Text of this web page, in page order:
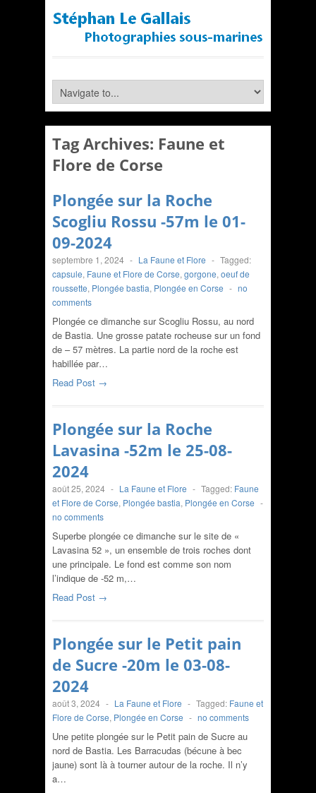
Tag Archives: Faune et
Flore de Corse
Plongée sur la Roche
Scogliu Rossu -57m le 01-
09-2024
septembre 1, 2024 - La Faune et Flore - Tagged:
capsule, Faune et Flore de Corse, gorgone, oeuf de
roussette, Plongée bastia, Plongée en Corse - no
comments
Plongée ce dimanche sur Scogliu Rossu, au nord
de Bastia. Une grosse patate rocheuse sur un fond
de – 57 mètres. La partie nord de la roche est
habillée par…
Read Post →
Plongée sur la Roche
Lavasina -52m le 25-08-
2024
août 25, 2024 - La Faune et Flore - Tagged: Faune
et Flore de Corse, Plongée bastia, Plongée en Corse -
no comments
Superbe plongée ce dimanche sur le site de «
Lavasina 52 », un ensemble de trois roches dont
une principale. Le fond est comme son nom
l’indique de -52 m,…
Read Post →
Plongée sur le Petit pain
de Sucre -20m le 03-08-
2024
août 3, 2024 - La Faune et Flore - Tagged: Faune et
Flore de Corse, Plongée en Corse - no comments
Une petite plongée sur le Petit pain de Sucre au
nord de Bastia. Les Barracudas (bécune à bec
jaune) sont là à tourner autour de la roche. Il n’y
a…